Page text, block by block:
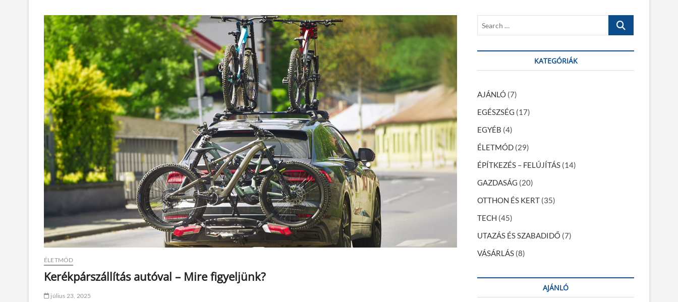
ÉLETMÓD
Kerékpárszállítás autóval – Mire figyeljünk?
július 23, 2025
r
KATEGÓRIÁK
AJÁNLÓ (7)
EGÉSZSÉG (17)
EGYÉB (4)
ÉLETMÓD (29)
ÉPÍTKEZÉS – FELÚJÍTÁS (14)
GAZDASÁG (20)
OTTHON ÉS KERT (35)
TECH (45)
UTAZÁS ÉS SZABADIDŐ (7)
VÁSÁRLÁS (8)
AJÁNLÓ